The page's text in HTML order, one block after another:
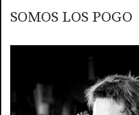
SOMOS LOS POGO